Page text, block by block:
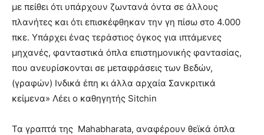
με πείθει ότι υπάρχουν ζωντανά όντα σε άλλους
πλανήτες και ότι επισκέφθηκαν την γη πίσω στο 4.000
πκε. Υπάρχει ένας τεράστιος όγκος για ιπτάμενες
μηχανές, φανταστικά όπλα επιστημονικής φαντασίας,
που ανευρίσκονται σε μεταφράσεις των Βεδών,
(γραφών) Ινδικά έπη κι άλλα αρχαία Σανκριτικά
κείμενα» Λέει ο καθηγητής Sitchin
Τα γραπτά της Mahabharata, αναφέρουν θεϊκά όπλα